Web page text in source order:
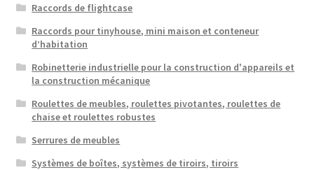
Raccords de flightcase
Raccords pour tinyhouse, mini maison et conteneur
d’habitation
Robinetterie industrielle pour la construction d'appareils et
la construction mécanique
Roulettes de meubles, roulettes pivotantes, roulettes de
chaise et roulettes robustes
Serrures de meubles
Systèmes de boîtes, systèmes de tiroirs, tiroirs